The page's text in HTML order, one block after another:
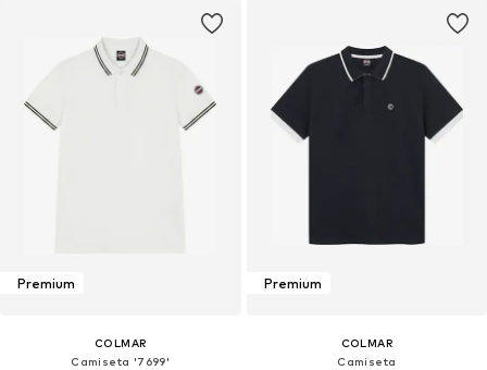
Premium
COLMAR
Camiseta '7699'
Premium
COLMAR
Camiseta